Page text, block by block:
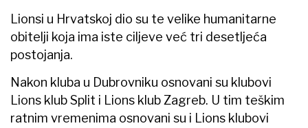
Lionsi u Hrvatskoj dio su te velike humanitarne
obitelji koja ima iste ciljeve već tri desetljeća
postojanja.
Nakon kluba u Dubrovniku osnovani su klubovi
Lions klub Split i Lions klub Zagreb. U tim teškim
ratnim vremenima osnovani su i Lions klubovi